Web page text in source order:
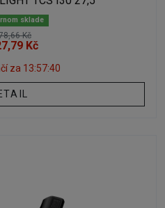
sklade
Kč
Kč
za 13:57:40